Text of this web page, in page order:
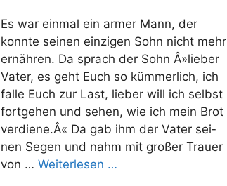
Es war ein­mal ein armer Mann, der
konn­te sei­nen ein­zi­gen Sohn nicht mehr
ernäh­ren. Da sprach der Sohn Â»lieber
Vater, es geht Euch so küm­mer­lich, ich
fal­le Euch zur Last, lie­ber will ich selbst
fort­ge­hen und sehen, wie ich mein Brot
verdiene.Â« Da gab ihm der Vater sei­
nen Segen und nahm mit gro­ßer Trau­er
von … Wei­ter­le­sen …